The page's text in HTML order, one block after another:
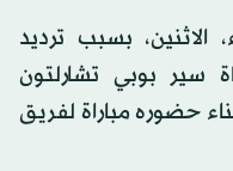
بسبب ترديد
سير بوبي تشارلتون
حضوره مباراة لفريق